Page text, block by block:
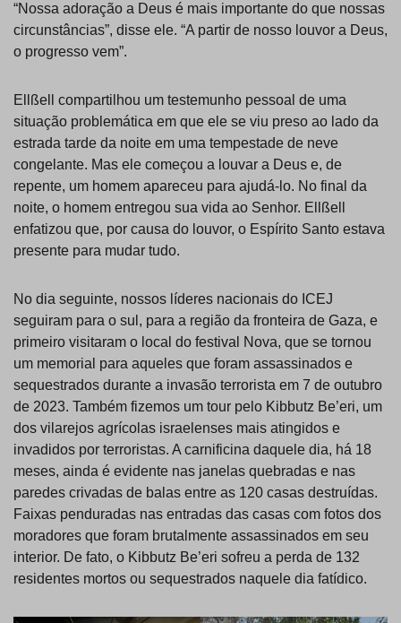
“Nossa adoração a Deus é mais importante do que nossas
circunstâncias”, disse ele. “A partir de nosso louvor a Deus,
o progresso vem”.
Ellßell compartilhou um testemunho pessoal de uma
situação problemática em que ele se viu preso ao lado da
estrada tarde da noite em uma tempestade de neve
congelante. Mas ele começou a louvar a Deus e, de
repente, um homem apareceu para ajudá-lo. No final da
noite, o homem entregou sua vida ao Senhor. Ellßell
enfatizou que, por causa do louvor, o Espírito Santo estava
presente para mudar tudo.
No dia seguinte, nossos líderes nacionais do ICEJ
seguiram para o sul, para a região da fronteira de Gaza, e
primeiro visitaram o local do festival Nova, que se tornou
um memorial para aqueles que foram assassinados e
sequestrados durante a invasão terrorista em 7 de outubro
de 2023. Também fizemos um tour pelo Kibbutz Be’eri, um
dos vilarejos agrícolas israelenses mais atingidos e
invadidos por terroristas. A carnificina daquele dia, há 18
meses, ainda é evidente nas janelas quebradas e nas
paredes crivadas de balas entre as 120 casas destruídas.
Faixas penduradas nas entradas das casas com fotos dos
moradores que foram brutalmente assassinados em seu
interior. De fato, o Kibbutz Be’eri sofreu a perda de 132
residentes mortos ou sequestrados naquele dia fatídico.